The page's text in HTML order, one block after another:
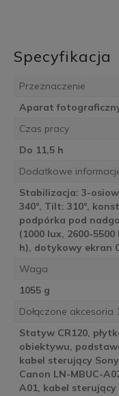
Specyfikacja
Przeznaczenie
Aparat
Czas pracy
Do 11,5 h
Dodatkowe
Stabilizacja: 3-
340°, Tilt: 310°,
podpórka pod
(1000 lux, 2600-5500
h), dotykowy ekran
Waga
1055 g
Dołączone akcesoria
Statyw CR120,
obiektywu,
kabel sterujący
Canon LN-MBUC-
A01, kabel sterujący